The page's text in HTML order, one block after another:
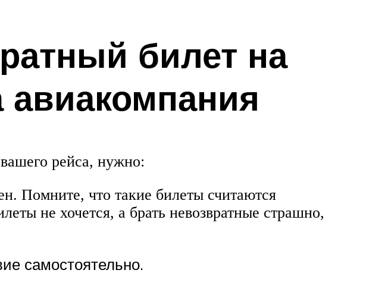
билет на
авиакомпания
рейса, нужно:
Помните, что такие билеты считаются
не хочется, а брать невозвратные страшно,
самостоятельно.